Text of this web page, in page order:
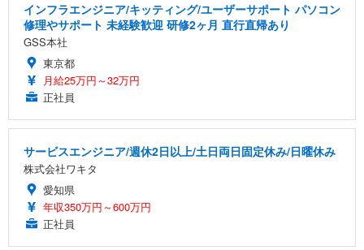
インフラエンジニア/キッティング/ユーザーサポート パソコン
修理やサポート 未経験歓迎 研修2ヶ月 直行直帰あり
GSS本社
東京都
月給25万円～32万円
正社員
サービスエンジニア/週休2日以上/土日両日固定休み/日曜休み
株式会社ワキタ
愛知県
年収350万円～600万円
正社員